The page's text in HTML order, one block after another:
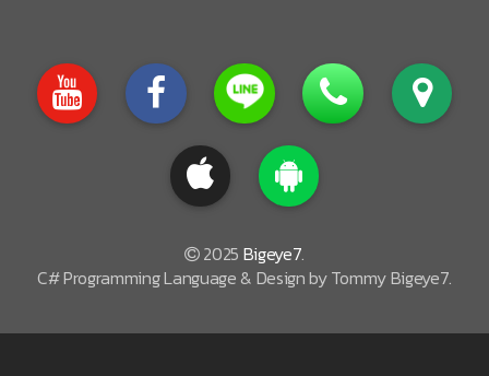
2025 Bigeye7.
C# Programming Language & Design by Tommy Bigeye7.